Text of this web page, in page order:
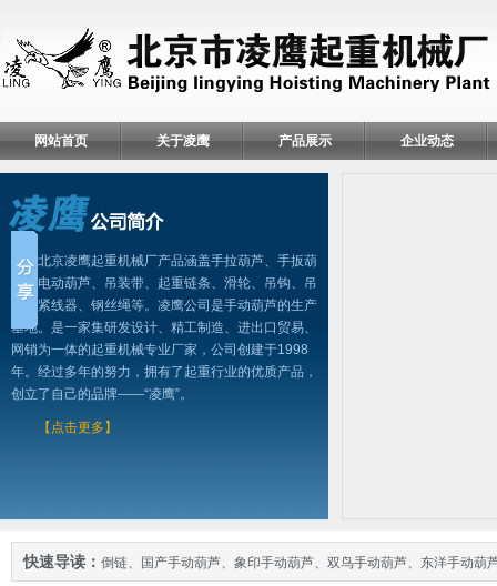
网站首页 关于凌鹰 产品展示 企业动态
北京凌鹰起重机械厂产品涵盖手拉葫芦、手扳葫
芦、电动葫芦、吊装带、起重链条、滑轮、吊钩、吊
具、紧线器、钢丝绳等。凌鹰公司是手动葫芦的生产
基地。是一家集研发设计、精工制造、进出口贸易、
网销为一体的起重机械专业厂家，公司创建于1998
年。经过多年的努力，拥有了起重行业的优质产品，
创立了自己的品牌——“凌鹰”。
【点击更多】
快速导读： 倒链、 国产手动葫芦、 象印手动葫芦、 双鸟手动葫芦、 东洋手动葫